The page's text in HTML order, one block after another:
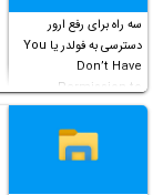
سه راه برای رفع ارور
دسترسی به فولدر یا You
Don’t Have
Permission to
Access this folder